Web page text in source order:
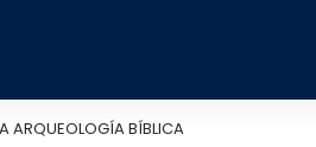
ARQUEOLOGÍA BÍBLICA